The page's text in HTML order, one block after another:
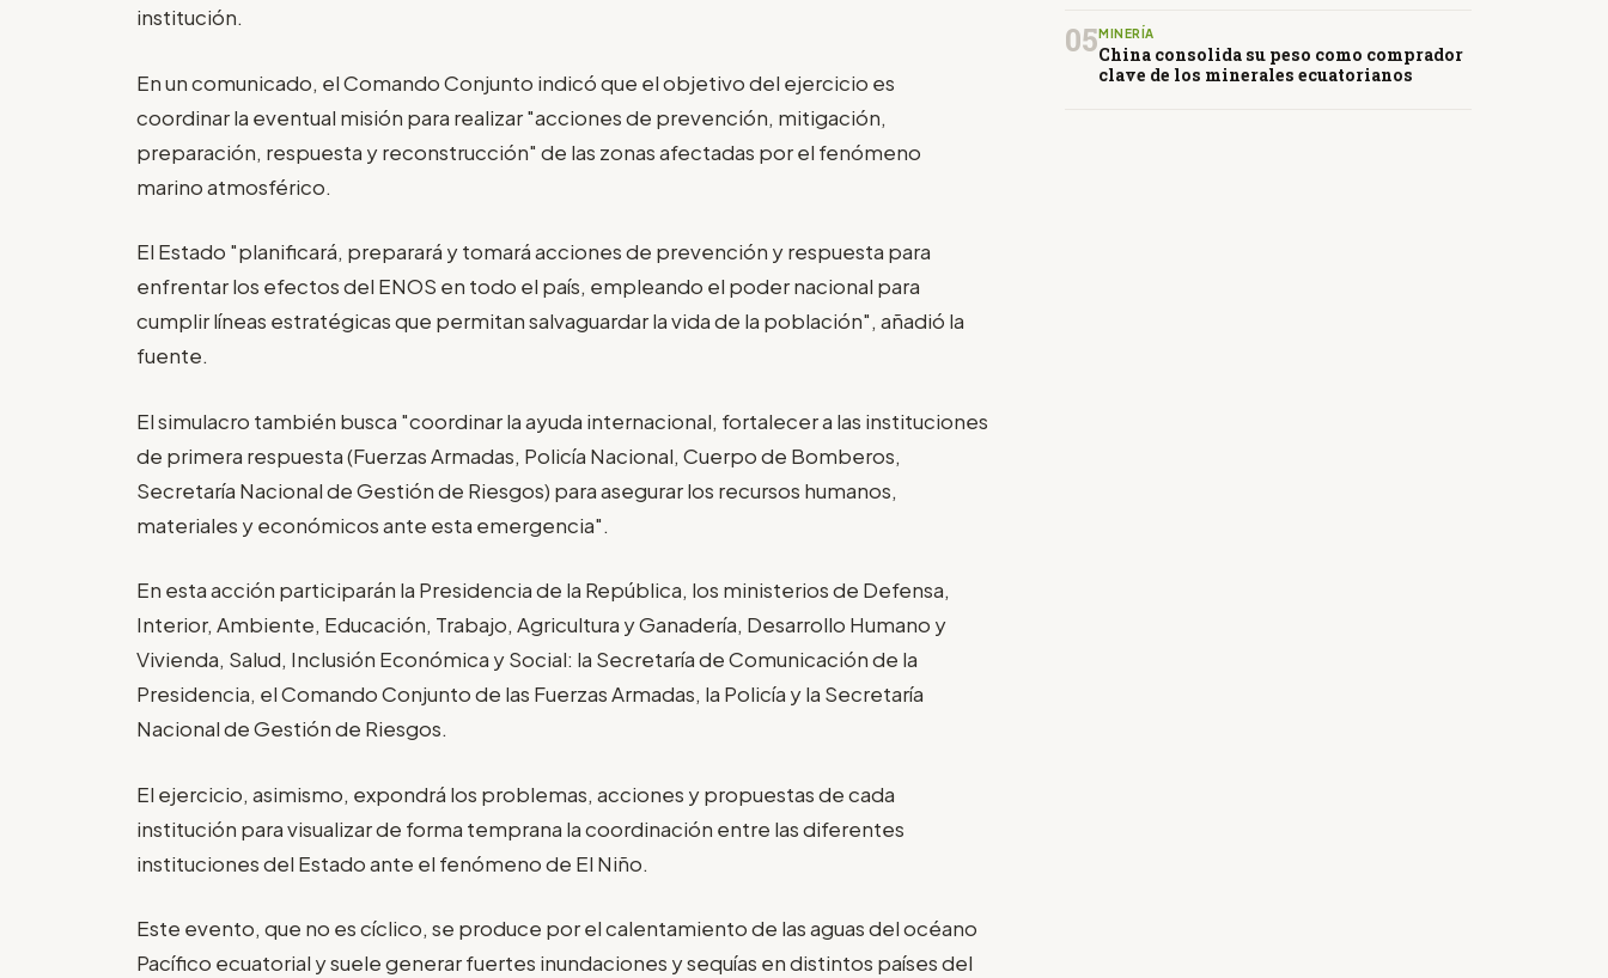
institución.
En un comunicado, el Comando Conjunto indicó que el objetivo del ejercicio es
coordinar la eventual misión para realizar "acciones de prevención, mitigación,
preparación, respuesta y reconstrucción" de las zonas afectadas por el fenómeno
marino atmosférico.
El Estado "planificará, preparará y tomará acciones de prevención y respuesta para
enfrentar los efectos del ENOS en todo el país, empleando el poder nacional para
cumplir líneas estratégicas que permitan salvaguardar la vida de la población", añadió la
fuente.
El simulacro también busca "coordinar la ayuda internacional, fortalecer a las instituciones
de primera respuesta (Fuerzas Armadas, Policía Nacional, Cuerpo de Bomberos,
Secretaría Nacional de Gestión de Riesgos) para asegurar los recursos humanos,
materiales y económicos ante esta emergencia".
En esta acción participarán la Presidencia de la República, los ministerios de Defensa,
Interior, Ambiente, Educación, Trabajo, Agricultura y Ganadería, Desarrollo Humano y
Vivienda, Salud, Inclusión Económica y Social: la Secretaría de Comunicación de la
Presidencia, el Comando Conjunto de las Fuerzas Armadas, la Policía y la Secretaría
Nacional de Gestión de Riesgos.
El ejercicio, asimismo, expondrá los problemas, acciones y propuestas de cada
institución para visualizar de forma temprana la coordinación entre las diferentes
instituciones del Estado ante el fenómeno de El Niño.
Este evento, que no es cíclico, se produce por el calentamiento de las aguas del océano
Pacífico ecuatorial y suele generar fuertes inundaciones y sequías en distintos países del
05 MINERÍA
China consolida su peso como comprador
clave de los minerales ecuatorianos